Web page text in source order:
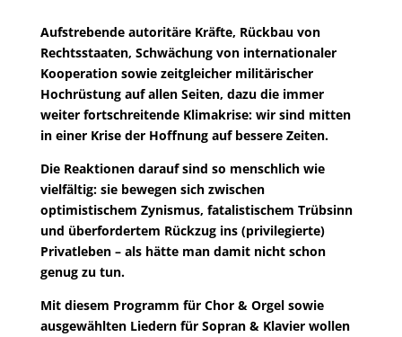
Aufstrebende autoritäre Kräfte, Rückbau von
Rechtsstaaten, Schwächung von internationaler
Kooperation sowie zeitgleicher militärischer
Hochrüstung auf allen Seiten, dazu die immer
weiter fortschreitende Klimakrise: wir sind mitten
in einer Krise der Hoffnung auf bessere Zeiten.
Die Reaktionen darauf sind so menschlich wie
vielfältig: sie bewegen sich zwischen
optimistischem Zynismus, fatalistischem Trübsinn
und überfordertem Rückzug ins (privilegierte)
Privatleben – als hätte man damit nicht schon
genug zu tun.
Mit diesem Programm für Chor & Orgel sowie
ausgewählten Liedern für Sopran & Klavier wollen